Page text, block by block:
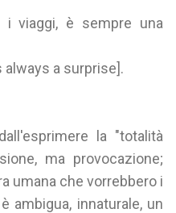
i viaggi, è sempre una
always a surprise].
la "totalità
ma provocazione;
umana che vorrebbero i
ambigua, innaturale, un